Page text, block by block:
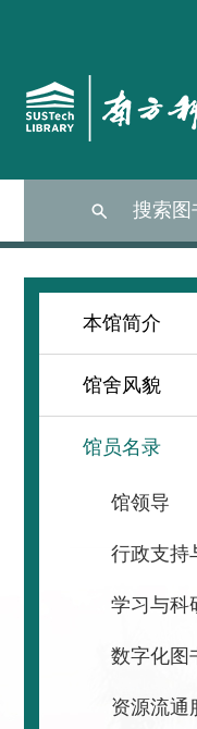
搜索图
本馆简介
馆舍风貌
馆员名录
馆领导
行政支持
学习与科
数字化图
资源流通